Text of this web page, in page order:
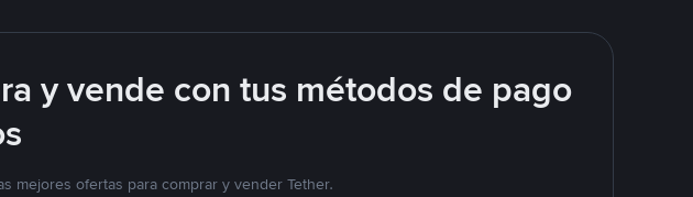
y vende con tus métodos de pago
mejores ofertas para comprar y vender Tether.